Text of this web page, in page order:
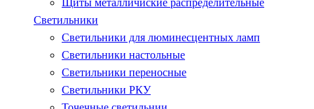
Щиты металличиские распределительные
Светильники
Светильники для люминесцентных ламп
Светильники настольные
Светильники переносные
Светильники РКУ